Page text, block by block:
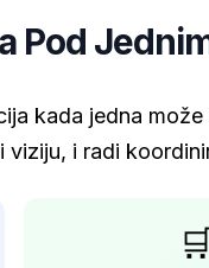
Pod
kada jedna može
i radi